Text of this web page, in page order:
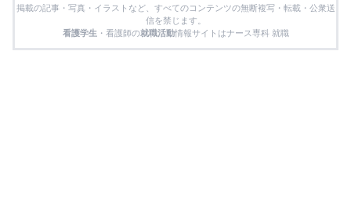
掲載の記事・写真・イラストなど、すべてのコンテンツの無断複写・転載・公衆送
信を禁じます。
看護学生 ・看護師の就職活動情報サイトはナース専科 就職